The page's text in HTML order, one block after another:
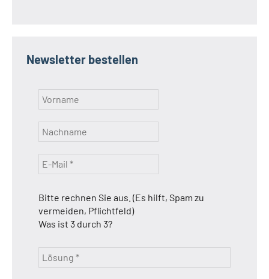
Newsletter bestellen
Bitte rechnen Sie aus. (Es hilft, Spam zu
vermeiden, Pflichtfeld)
Was ist 3 durch 3?